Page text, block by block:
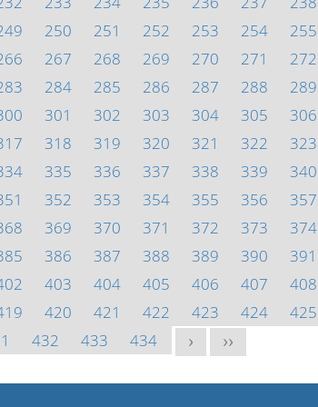
250 251 252 253 254 255
267 268 269 270 271 272
284 285 286 287 288 289
301 302 303 304 305 306
318 319 320 321 322 323
335 336 337 338 339 340
352 353 354 355 356 357
369 370 371 372 373 374
386 387 388 389 390 391
403 404 405 406 407 408
420 421 422 423 424 425
432 433 434 > >>